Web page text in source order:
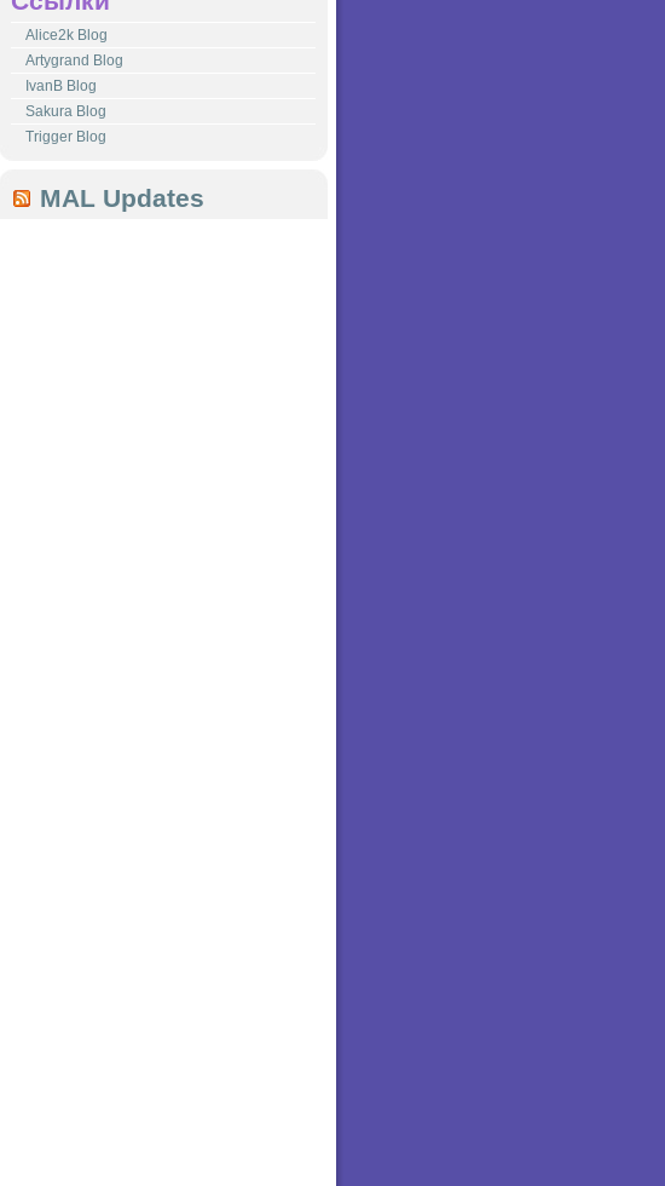
Alice2k Blog
Artygrand Blog
IvanB Blog
Sakura Blog
Trigger Blog
MAL Updates